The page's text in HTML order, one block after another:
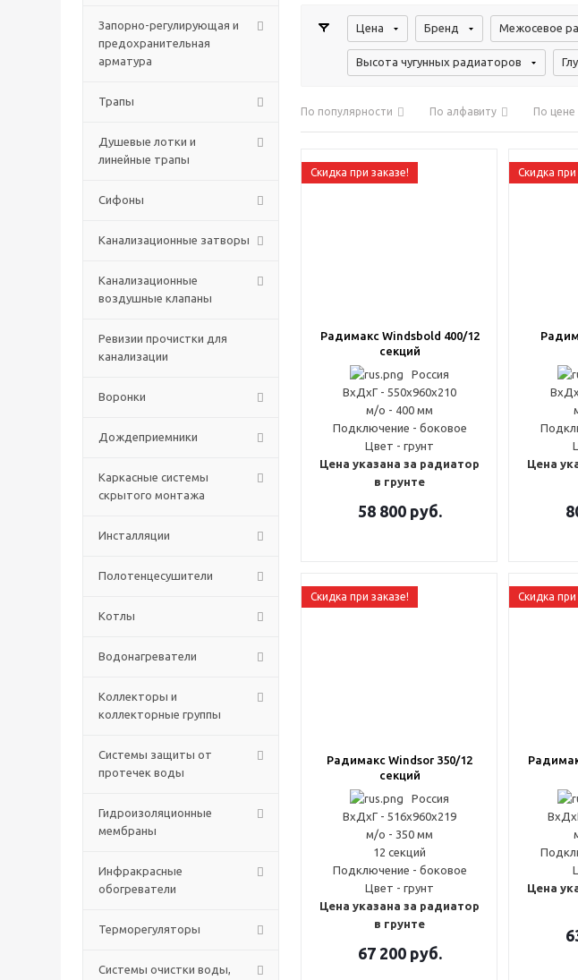
Запорно-регулирующая и
предохранительная
арматура
Трапы
Душевые лотки и
линейные трапы
Сифоны
Канализационные затворы
Канализационные
воздушные клапаны
Ревизии прочистки для
канализации
Воронки
Дождеприемники
Каркасные системы
скрытого монтажа
Инсталляции
Полотенцесушители
Котлы
Водонагреватели
Коллекторы и
коллекторные группы
Системы защиты от
протечек воды
Гидроизоляционные
мембраны
Инфракрасные
обогреватели
Терморегуляторы
Системы очистки воды,
Цена Бренд Межосевое
Высота чугунных радиаторов
По популярности По алфавиту По цене
Скидка при заказе!
Радимакс Windsbold 400/12
секций
Россия
ВxДxГ - 550x960x210
м/о - 400 мм
Подключение - боковое
Цвет - грунт
Цена указана за радиатор
в грунте
58 800руб.
Скидка при
Цена
Скидка при заказе!
Радимакс Windsor 350/12
секций
Россия
ВxДxГ - 516x960x219
м/о - 350 мм
12 секций
Подключение - боковое
Цвет - грунт
Цена указана за радиатор
в грунте
67 200руб.
Скидка при
Цена